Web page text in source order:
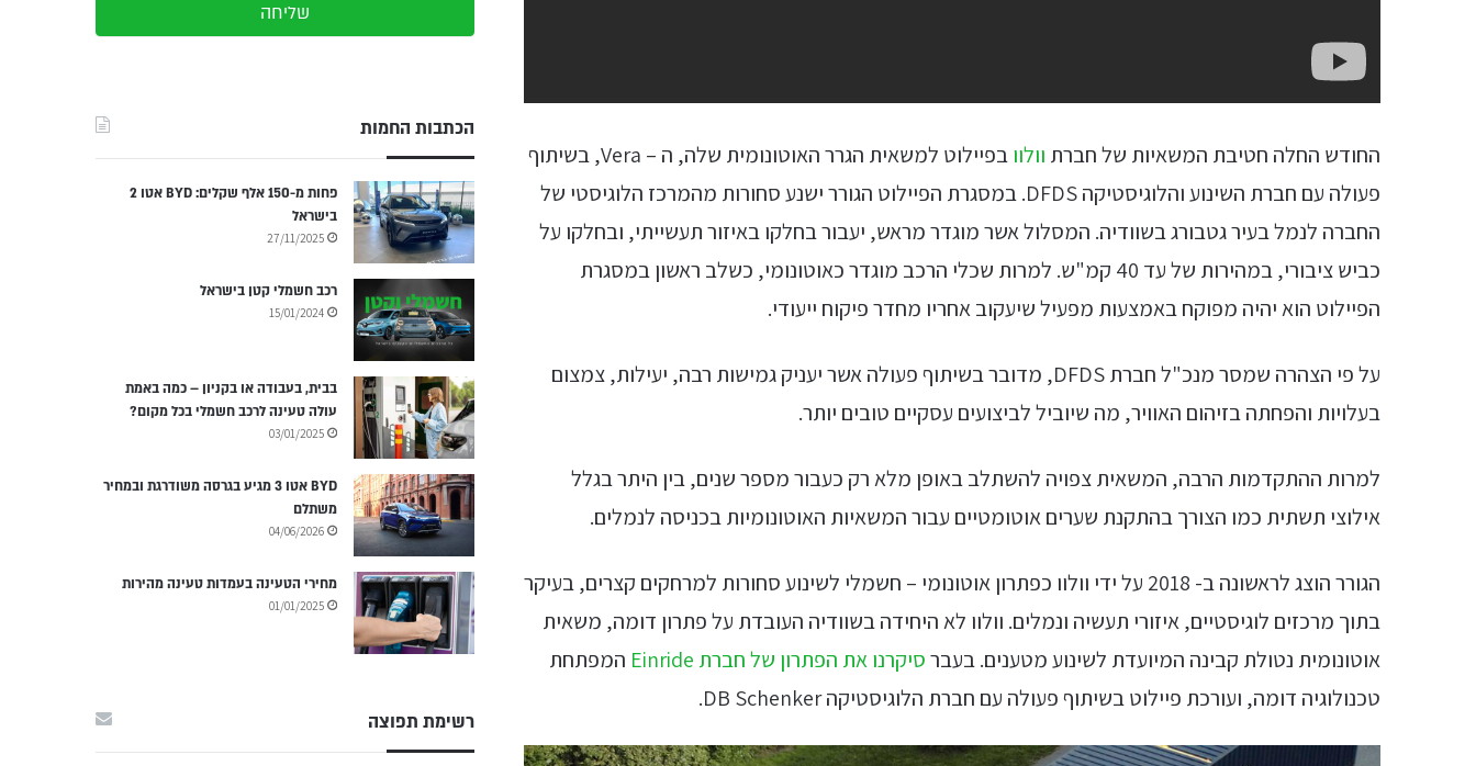
החודש החלה חטיבת המשאיות של חברת וולוו
בפיילוט למשאית הגרר האוטונומית שלה, ה – Vera, בשיתוף
פעולה עם חברת השינוע והלוגיסטיקה DFDS. במסגרת הפיילוט הגורר ישנע סחורות מהמרכז הלוגיסטי של
החברה לנמל בעיר גטבורג בשוודיה. המסלול אשר מוגדר מראש, יעבור בחלקו באיזור תעשייתי, ובחלקו על
כביש ציבורי, במהירות של עד 40 קמ"ש. למרות שכלי הרכב מוגדר כאוטונומי, כשלב ראשון במסגרת
הפיילוט הוא יהיה מפוקח באמצעות מפעיל שיעקוב אחריו מחדר פיקוח ייעודי.
על פי הצהרה שמסר מנכ"ל חברת DFDS, מדובר בשיתוף פעולה אשר יעניק גמישות רבה, יעילות, צמצום
בעלויות והפחתה בזיהום האוויר, מה שיוביל לביצועים עסקיים טובים יותר.
למרות ההתקדמות הרבה, המשאית צפויה להשתלב באופן מלא רק כעבור מספר שנים, בין היתר בגלל
אילוצי תשתית כמו הצורך בהתקנת שערים אוטומטיים עבור המשאיות האוטונומיות בכניסה לנמלים.
הגורר הוצג לראשונה ב- 2018 על ידי וולוו כפתרון אוטונומי – חשמלי לשינוע סחורות למרחקים קצרים, בעיקר
בתוך מרכזים לוגיסטיים, איזורי תעשיה ונמלים. וולוו לא היחידה בשוודיה העובדת על פתרון דומה, משאית
אוטונומית נטולת קבינה המיועדת לשינוע מטענים. בעברסיקרנו את הפתרון של חברת Einride
המפתחת
טכנולוגיה דומה, ועורכת פיילוט בשיתוף פעולה עם חברת הלוגיסטיקה DB Schenker.
שליחה
הכתבות החמות
פחות מ-150 אלף שקלים: BYD אטו 2
בישראל
27/11/2025
רכב חשמלי קטן בישראל
15/01/2024
בבית, בעבודה או בקניון – כמה באמת
עולה טעינה לרכב חשמלי בכל מקום?
03/01/2025
BYD אטו 3 מגיע בגרסה משודרגת ובמחיר
משתלם
04/06/2026
מחירי הטעינה בעמדות טעינה מהירות
01/01/2025
רשימת תפוצה